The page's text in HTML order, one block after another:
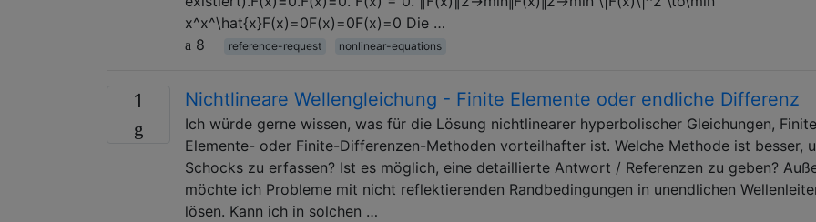
x^x^\hat{x}F(x)=0F(x)=0F(x)=0 Die …
8
reference-request nonlinear-equations
1 Nichtlineare Wellengleichung - Finite Elemente oder endliche Differenz
Ich würde gerne wissen, was für die Lösung nichtlinearer hyperbolischer Gleichungen,
Elemente- oder Finite-Differenzen-Methoden vorteilhafter ist. Welche Methode ist besser,
Schocks zu erfassen? Ist es möglich, eine detaillierte Antwort / Referenzen zu geben?
möchte ich Probleme mit nicht reflektierenden Randbedingungen in unendlichen
lösen. Kann ich in solchen …